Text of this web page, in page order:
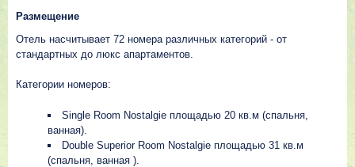
Размещение
Отель насчитывает 72 номера различных категорий - от
стандартных до люкс апартаментов.
Категории номеров:
Single Room Nostalgie площадью 20 кв.м (спальня,
ванная).
Double Superior Room Nostalgie площадью 31 кв.м
(спальня, ванная ).